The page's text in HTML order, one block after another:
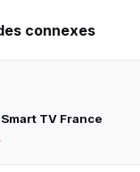
connexes
TV France